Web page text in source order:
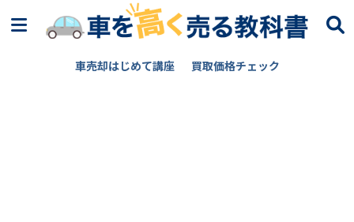
車売却はじめて講座 買取価格チェック